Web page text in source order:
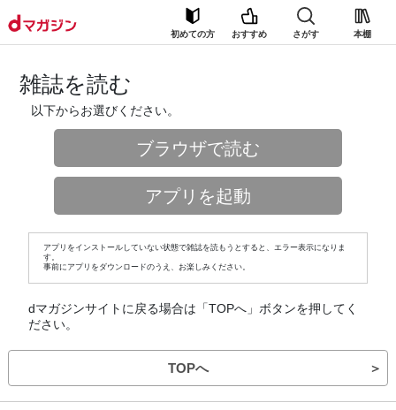
初めての方 おすすめ さがす 本棚
雑誌を読む
以下からお選びください。
ブラウザで読む
アプリを起動
アプリをインストールしていない状態で雑誌を読もうとすると、エラー表示になりま
す。
事前にアプリをダウンロードのうえ、お楽しみください。
dマガジンサイトに戻る場合は「TOPへ」ボタンを押してく
ださい。
TOPへ ＞